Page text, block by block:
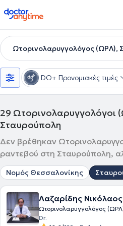
doctoranytime
Ωτορινολαρυγγολόγος (ΩΡΛ),
DO+ Προνομιακές τιμές
29 Ωτορινολαρυγγολόγοι
Σταυρούπολη
Δεν βρέθηκαν
ραντεβού στη Σταυρούπολη,
Νομός Θεσσαλονίκης
Λαζαρίδης Νικόλαος
Ωτορινολαρυγγολόγος
Dr.